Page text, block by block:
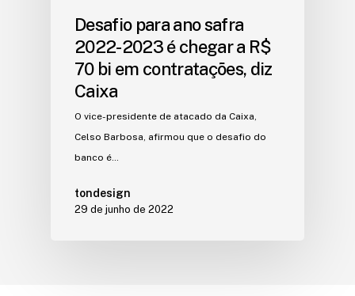
Desafio para ano safra
2022-2023 é chegar a R$
70 bi em contratações, diz
Caixa
O vice-presidente de atacado da Caixa,
Celso Barbosa, afirmou que o desafio do
banco é…
tondesign
29 de junho de 2022